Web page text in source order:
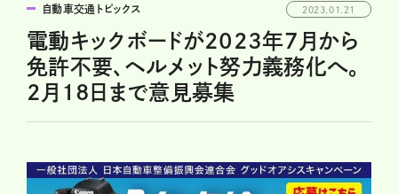
自動車交通トピックス 2023.01.21
電動キックボードが2023年7月から
免許不要、ヘルメット努力義務化へ。
2月18日まで意見募集